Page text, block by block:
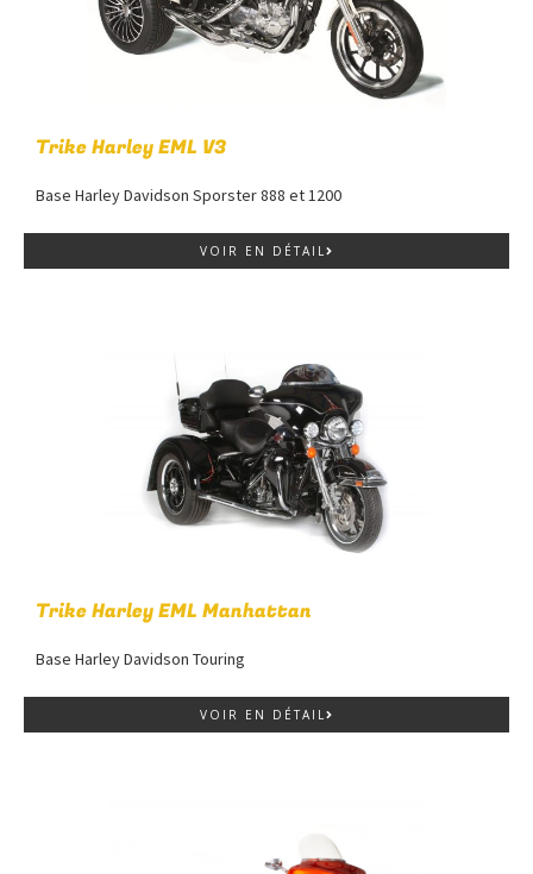
Trike Harley EML V3
Base Harley Davidson Sporster 888 et 1200
VOIR EN DÉTAIL
Trike Harley EML Manhattan
Base Harley Davidson Touring
VOIR EN DÉTAIL